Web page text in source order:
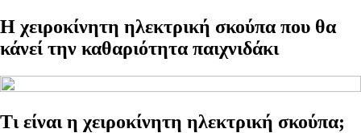
Η χειροκίνητη ηλεκτρική σκούπα που θα
κάνεί την καθαριότητα παιχνιδάκι
Τι είναι η χειροκίνητη ηλεκτρική σκούπα;